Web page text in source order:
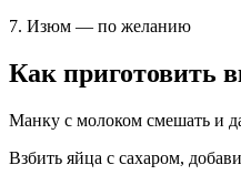
7. Изюм — по желанию
Как приготовить
Манку с молоком смешать и
Взбить яйца с сахаром,